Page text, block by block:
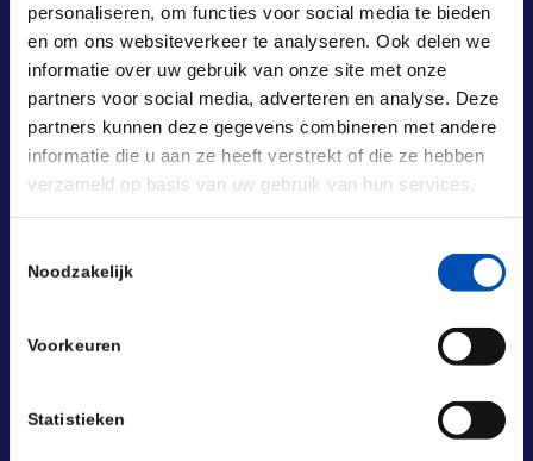
personaliseren, om functies voor social media te bieden
en om ons websiteverkeer te analyseren. Ook delen we
informatie over uw gebruik van onze site met onze
partners voor social media, adverteren en analyse. Deze
partners kunnen deze gegevens combineren met andere
informatie die u aan ze heeft verstrekt of die ze hebben
verzameld op basis van uw gebruik van hun services.
Noodzakelijk
Voorkeuren
Statistieken